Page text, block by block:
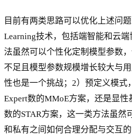
目前有两类思路可以优化上述问
Learning技术，包括端智能和云
法虽然可以个性化定制模型参数
不足且模型参数规模增长较大与
性也是一个挑战；2）预定义模式
Expert数的MMoE方案，还是显
数的STAR方案，这一类方法虽然
和私有之间如何合理分配与交互